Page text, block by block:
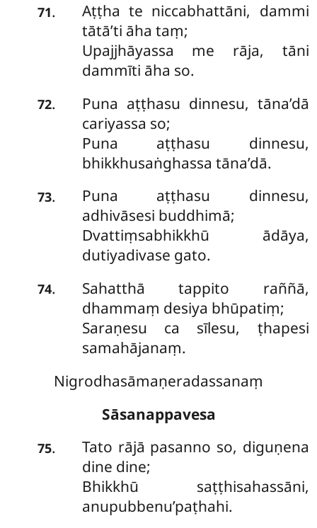
71.
Aṭṭha te niccabhattāni, dammi
tātā’ti āha taṃ;
Upajjhāyassa me rāja, tāni
dammīti āha so.
72.
Puna aṭṭhasu dinnesu, tāna’dā
cariyassa so;
Puna aṭṭhasu dinnesu,
bhikkhusaṅghassa tāna’dā.
73.
Puna aṭṭhasu dinnesu,
adhivāsesi buddhimā;
Dvattiṃsabhikkhū ādāya,
dutiyadivase gato.
74.
Sahatthā tappito raññā,
dhammaṃ desiya bhūpatiṃ;
Saraṇesu ca sīlesu, ṭhapesi
samahājanaṃ.
Nigrodhasāmaṇeradassanaṃ
Sāsanappavesa
75.
Tato rājā pasanno so, diguṇena
dine dine;
Bhikkhū saṭṭhisahassāni,
anupubbenu’paṭhahi.